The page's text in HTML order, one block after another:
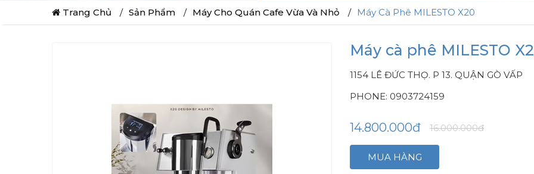
Trang Chủ Sản Phẩm Máy Cho Quán Cafe Vừa Và Nhỏ Máy Cà Phê MILESTO X20
Máy cà phê MILESTO
1154 LÊ ĐỨC THỌ. P 13. QUẬN GÒ VẤP
PHONE: 0903724159
14.800.000đ 16.000.000đ
MUA HÀNG